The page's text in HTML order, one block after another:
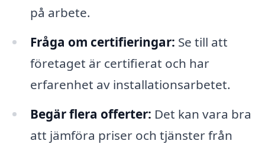
på arbete.
Fråga om certifieringar: Se till att
företaget är certifierat och har
erfarenhet av installationsarbetet.
Begär flera offerter: Det kan vara bra
att jämföra priser och tjänster från